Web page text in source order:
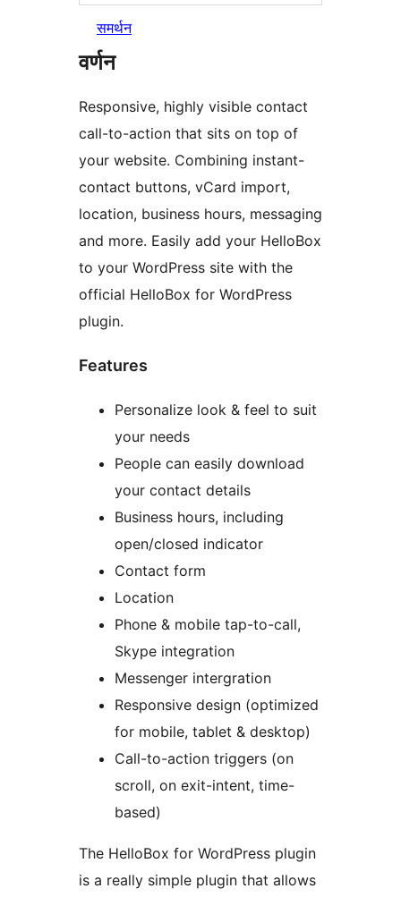
समर्थन
वर्णन
Responsive, highly visible contact
call-to-action that sits on top of
your website. Combining instant-
contact buttons, vCard import,
location, business hours, messaging
and more. Easily add your HelloBox
to your WordPress site with the
official HelloBox for WordPress
plugin.
Features
Personalize look & feel to suit
your needs
People can easily download
your contact details
Business hours, including
open/closed indicator
Contact form
Location
Phone & mobile tap-to-call,
Skype integration
Messenger intergration
Responsive design (optimized
for mobile, tablet & desktop)
Call-to-action triggers (on
scroll, on exit-intent, time-
based)
The HelloBox for WordPress plugin
is a really simple plugin that allows